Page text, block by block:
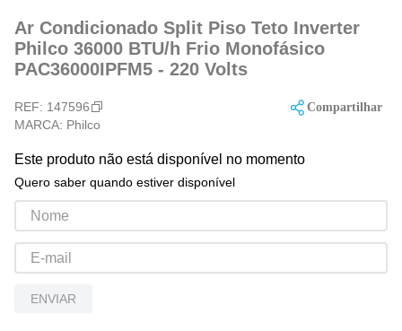
Ar Condicionado Split Piso Teto Inverter
Philco 36000 BTU/h Frio Monofásico
PAC36000IPFM5 - 220 Volts
REF: 147596
MARCA: Philco
Compartilhar
Este produto não está disponível no momento
Quero saber quando estiver disponível
ENVIAR